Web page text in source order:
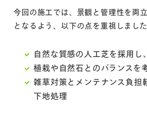
今回の施工では、景観と管理性を両
となるよう、以下の点を重視しました
自然な質感の人工芝を採用し
植栽や自然石とのバランスを
雑草対策とメンテナンス負担
下地処理